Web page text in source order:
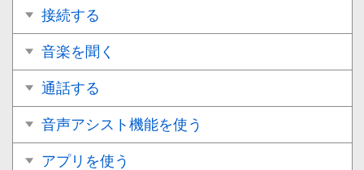
接続する
音楽を聞く
通話する
音声アシスト機能を使う
アプリを使う